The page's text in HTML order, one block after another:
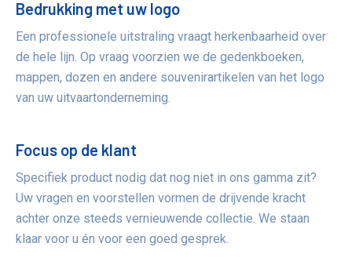
Bedrukking met uw logo
Een professionele uitstraling vraagt herkenbaarheid over
de hele lijn. Op vraag voorzien we de gedenkboeken,
mappen, dozen en andere souvenirartikelen van het logo
van uw uitvaartonderneming.
Focus op de klant
Specifiek product nodig dat nog niet in ons gamma zit?
Uw vragen en voorstellen vormen de drijvende kracht
achter onze steeds vernieuwende collectie. We staan
klaar voor u én voor een goed gesprek.